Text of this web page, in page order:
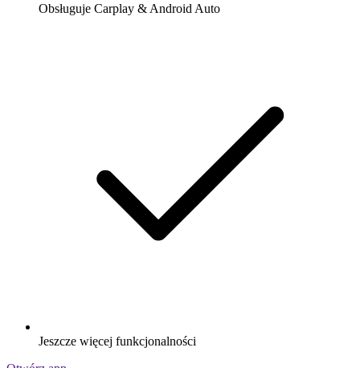
Obsługuje Carplay & Android Auto
Jeszcze więcej funkcjonalności